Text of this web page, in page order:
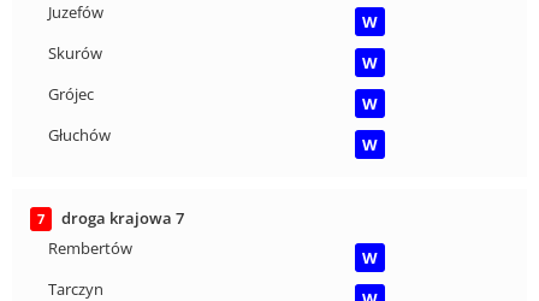
Juzefów
W
Skurów
W
Grójec
W
Głuchów
W
7
droga krajowa 7
Rembertów
W
Tarczyn